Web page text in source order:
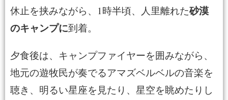
休止を挟みながら、1時半頃、人里離れた砂漠
のキャンプに到着。
夕食後は、キャンプファイヤーを囲みながら、
地元の遊牧民が奏でるアマズベルベルの音楽を
聴き、明るい星座を見たり、星空を眺めたりし